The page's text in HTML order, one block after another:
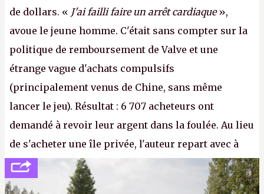
de dollars. « J'ai failli faire un arrêt cardiaque»,
avoue le jeune homme. C'était sans compter sur la
politique de remboursement de Valve et une
étrange vague d'achats compulsifs
(principalement venus de Chine, sans même
lancer le jeu). Résultat : 6 707 acheteurs ont
demandé à revoir leur argent dans la foulée. Au lieu
de s'acheter une île privée, l'auteur repart avec à
peine 2 000 dollars en poche. C'est toujours plus
cher payé que le temps passé à dev, mais ça